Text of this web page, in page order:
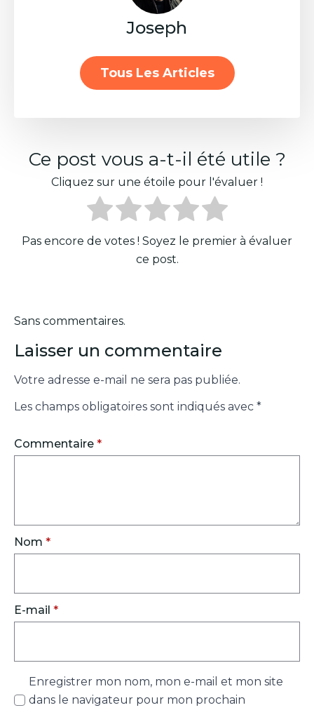
Joseph
Tous Les Articles
Ce post vous a-t-il été utile ?
Cliquez sur une étoile pour l'évaluer !
Pas encore de votes ! Soyez le premier à évaluer
ce post.
Sans commentaires.
Laisser un commentaire
Votre adresse e-mail ne sera pas publiée.
Les champs obligatoires sont indiqués avec *
Commentaire *
Nom *
E-mail *
Enregistrer mon nom, mon e-mail et mon site
dans le navigateur pour mon prochain